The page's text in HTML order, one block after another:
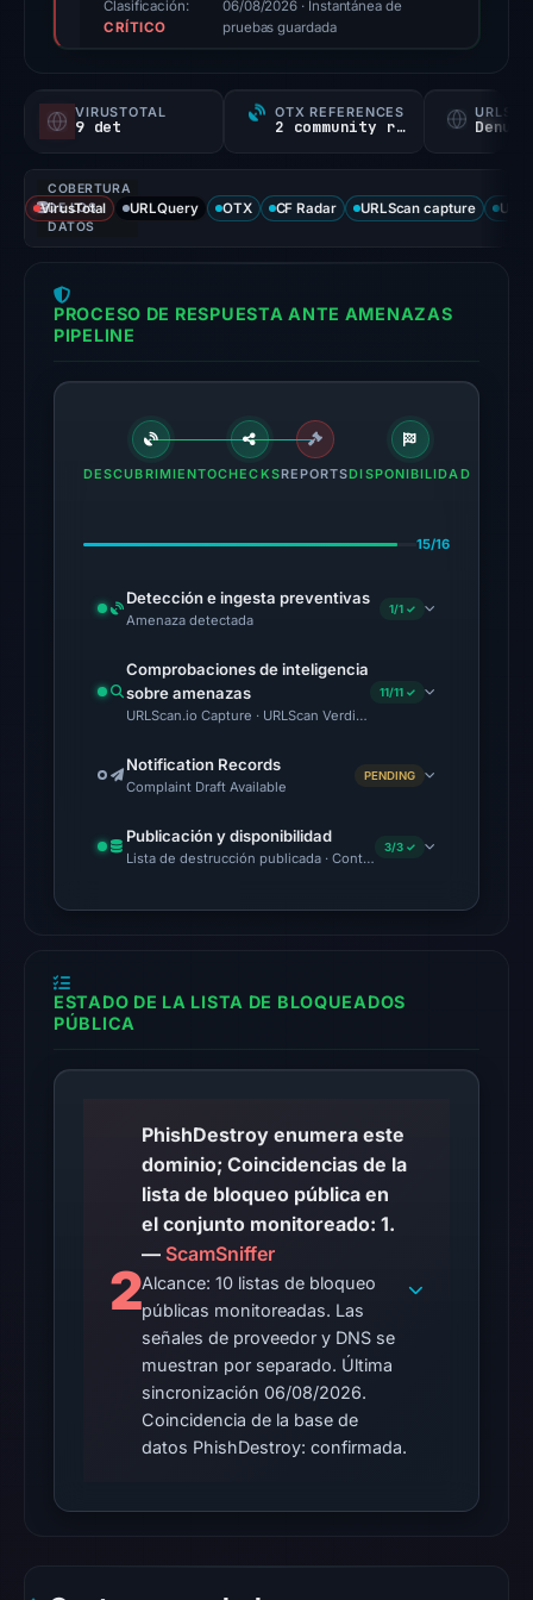
score,
probability).
Threat
signals:
9
VirusTotal
flagged
domain
on
03:00
External
blocklists:
match
(ScamSniffer)
the
from
2026
OTX
recorded
community
pulse
references
on
Mar
1,
2026
at
UTC.
Clasificación:
CRÍTICO
06/08/2026 · Instantánea de
pruebas guardada
VIRUSTOTAL
9 det
OTX REFERENCES
2 community refs
COBERTURA
DE LOS
DATOS
VirusTotal URLQuery OTX CF Radar URLScan capture
PROCESO DE RESPUESTA ANTE AMENAZAS
PIPELINE
DESCUBRIMIENTOCHECKSREPORTSDISPONIBILIDAD
15/16
Detección e ingesta preventivas
Amenaza detectada
1/1 ✓
Comprobaciones de inteligencia
sobre amenazas
URLScan.io Capture · URLScan Verdict · Cloudflare Radar
11/11 ✓
Notification Records
Complaint Draft Available
PENDING
Publicación y disponibilidad
Lista de destrucción publicada · Content Observed
3/3 ✓
ESTADO DE LA LISTA DE BLOQUEADOS
PÚBLICA
2
PhishDestroy enumera este
dominio; Coincidencias de la
lista de bloqueo pública en
el conjunto monitoreado: 1.
— ScamSniffer
Alcance: 10 listas de bloqueo
públicas monitoreadas. Las
señales de proveedor y DNS se
muestran por separado. Última
sincronización 06/08/2026.
Coincidencia de la base de
datos PhishDestroy: confirmada.